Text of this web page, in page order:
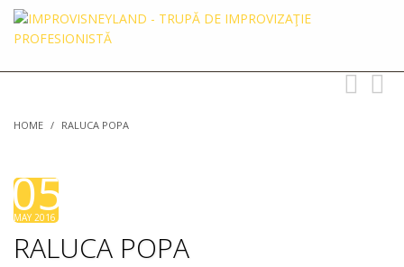
Toggle
navigation
HOME / RALUCA POPA
05
MAY 2016
RALUCA POPA